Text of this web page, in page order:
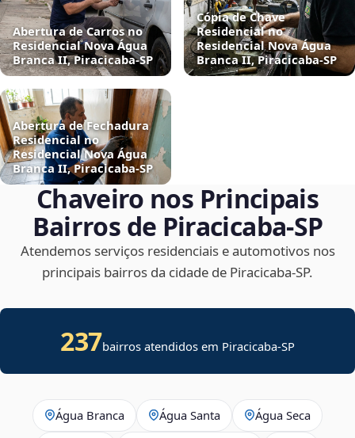
Abertura de Carros no
Residencial Nova Água
Branca II, Piracicaba‑SP
Cópia de Chave
Residencial no
Residencial Nova Água
Branca II, Piracicaba‑SP
Abertura de Fechadura
Residencial no
Residencial Nova Água
Branca II, Piracicaba‑SP
Chaveiro nos Principais
Bairros de Piracicaba‑SP
Atendemos serviços residenciais e automotivos nos
principais bairros da cidade de Piracicaba‑SP.
237bairros atendidos em Piracicaba-SP
Água Branca Água Santa Água Seca